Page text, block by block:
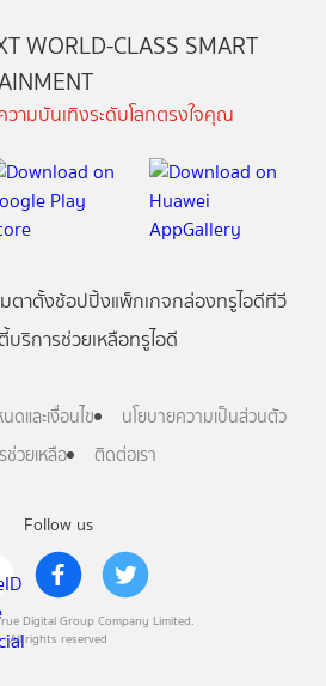
Follow us
Digital Group Company Limited.
All rights reserved
WORLD-CLASS SMART
ามบันเทิงระดับโลกตรงใจคุณ
ตาตั้งช้อปปิ้งแพ็กเกจกล่องทรูไอดีทีวี
บริการช่วยเหลือทรูไอดี
ดและเงื่อนไข
นโยบายความเป็นส่วนตัว
ช่วยเหลือ
ติดต่อเรา